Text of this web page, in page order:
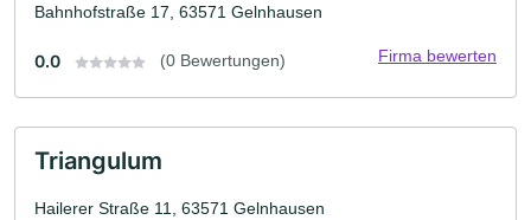
Bahnhofstraße 17, 63571 Gelnhausen
0.0 (0 Bewertungen) Firma bewerten
Triangulum
Hailerer Straße 11, 63571 Gelnhausen